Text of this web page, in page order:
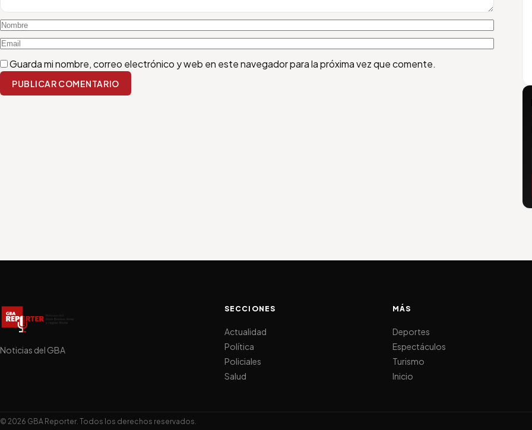
Guarda mi nombre, correo electrónico y web en este navegador para la próxima vez que comente.
PUBLICAR COMENTARIO
Noticias del GBA
SECCIONES
Actualidad
Política
Policiales
Salud
MÁS
Deportes
Espectáculos
Turismo
Inicio
© 2026 GBA Reporter. Todos los derechos reservados.